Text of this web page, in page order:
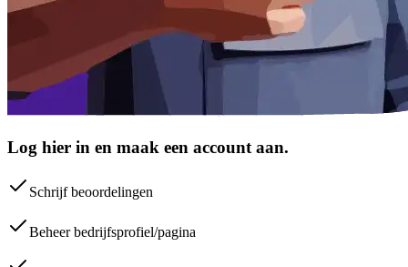
Log hier in en maak een account aan.
Schrijf beoordelingen
Beheer bedrijfsprofiel/pagina